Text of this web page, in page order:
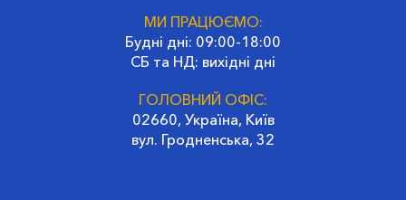
МИ ПРАЦЮЄМО:
Будні дні: 09:00-18:00
СБ та НД: вихідні дні
ГОЛОВНИЙ ОФІС:
02660, Україна, Київ
вул. Гродненська, 32